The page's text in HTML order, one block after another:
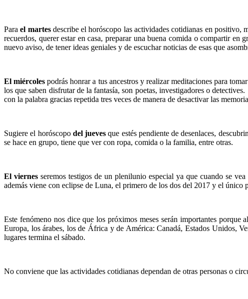
Para el martesdescribe el horóscopo las actividades cotidianas en positivo,
recuerdos, querer estar en casa, preparar una buena comida o compartir
nuevo aviso, de tener ideas geniales y de escuchar noticias de esas que
El miércoles podrás honrar a tus ancestros y realizar meditaciones para
los que saben disfrutar de la fantasía, son poetas, investigadores o
con la palabra gracias repetida tres veces de manera de desactivar las
Sugiere el horóscopo del juevesque estés pendiente de desenlaces,
se hace en grupo, tiene que ver con ropa, comida o la familia, entre otras.
El viernes seremos testigos de un plenilunio especial ya que cuando se
además viene con eclipse de Luna, el primero de los dos del 2017 y el único
Este fenómeno nos dice que los próximos meses serán importantes
Europa, los árabes, los de África y de América: Canadá, Estados Unidos,
lugares termina el sábado.
No conviene que las actividades cotidianas dependan de otras personas o